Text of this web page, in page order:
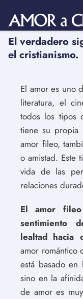
El verdadero
el cristianismo.
El amor es uno
literatura, el
todos los tipos
tiene su propia
amor fileo,
o amistad. Este
vida de las
relaciones
El amor
sentimiento
lealtad hacia
amor romántico
está basado
sino en la
de amor es